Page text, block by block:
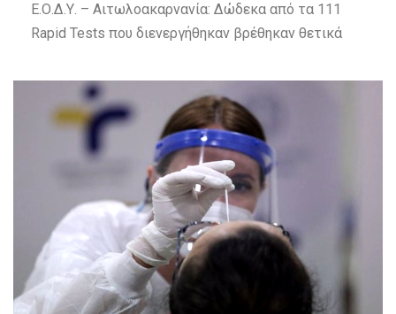
Ε.Ο.Δ.Υ. – Αιτωλοακαρνανία: Δώδεκα από τα 111
Rapid Tests που διενεργήθηκαν βρέθηκαν θετικά